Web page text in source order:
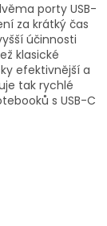
porty USB-
za krátký čas
účinnosti
klasické
efektivnější a
tak rychlé
s USB-C